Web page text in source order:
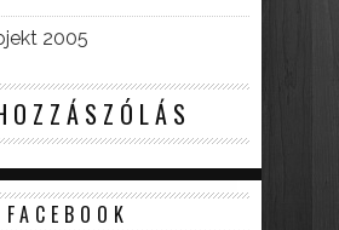
2005
FACEBOOK